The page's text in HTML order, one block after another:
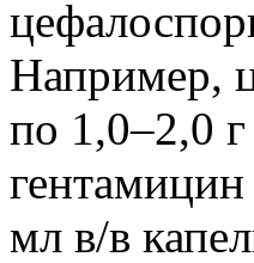
Например,
по 1,0–2,0
мл в/в